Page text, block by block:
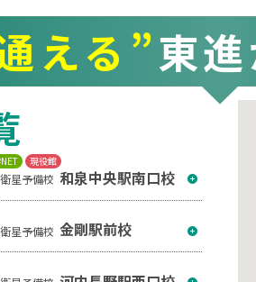
える”東
現役館
星予備校 和泉中央駅南口校
星予備校 金剛駅前校